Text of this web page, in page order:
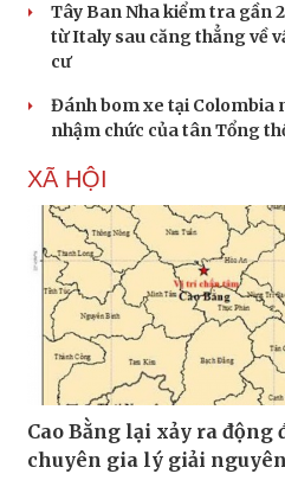
Tây Ban Nha kiểm tra gần
từ Italy sau căng thẳng về
cư
Đánh bom xe tại Colombia
nhậm chức của tân Tổng
XÃ HỘI
Cao Bằng lại xảy ra động
chuyên gia lý giải